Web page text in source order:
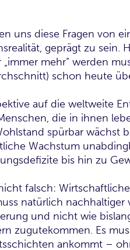
uns diese Fragen von
geprägt zu
„immer mehr“ werden
schon heute
auf die weltweite
die in ihnen
spürbar wächst
Wachstum
bis hin zu
falsch:
natürlich
und nicht wie
zugutekommen. Es
ankommt –